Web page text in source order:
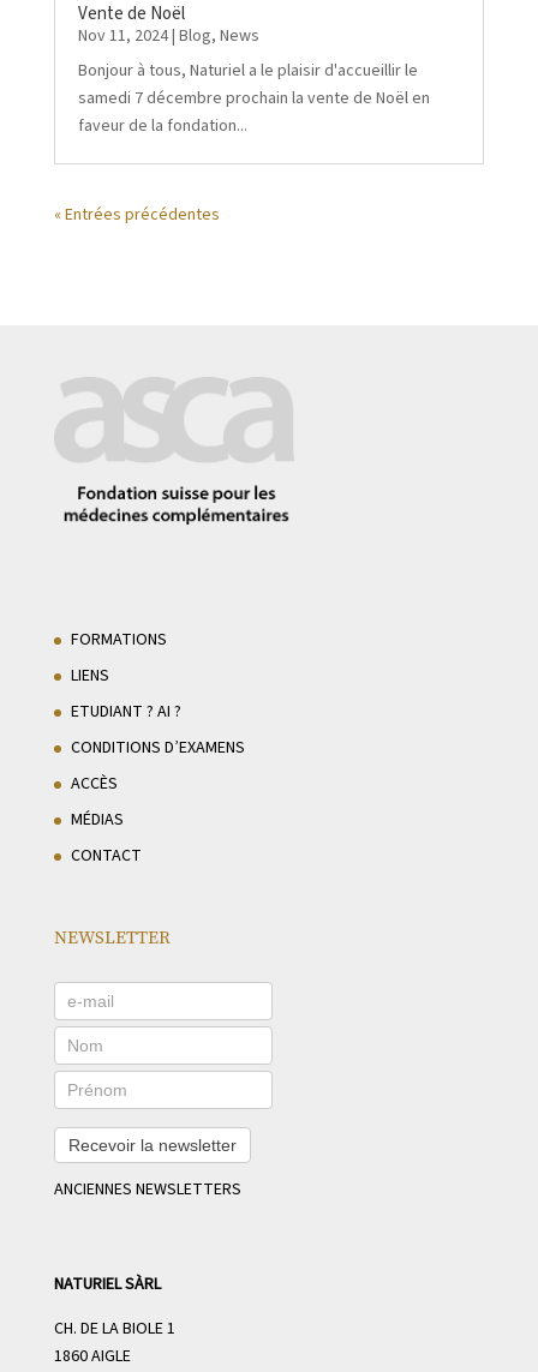
Vente de Noël
Nov 11, 2024| Blog, News
Bonjour à tous, Naturiel a le plaisir d'accueillir le
samedi 7 décembre prochain la vente de Noël en
faveur de la fondation...
« Entrées précédentes
FORMATIONS
LIENS
ETUDIANT ? AI ?
CONDITIONS D’EXAMENS
ACCÈS
MÉDIAS
CONTACT
NEWSLETTER
Recevoir la newsletter
ANCIENNES NEWSLETTERS
NATURIEL SÀRL
CH. DE LA BIOLE 1
1860 AIGLE